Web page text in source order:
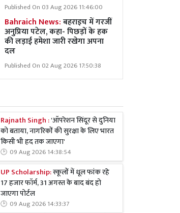
Published On 03 Aug 2026 11:46:00
Bahraich News:बहराइच में गरजीं
अनुप्रिया पटेल, कहा- पिछड़ों के हक
की लड़ाई हमेशा जारी रखेगा अपना
दल
Published On 02 Aug 2026 17:50:38
Rajnath Singh :'ऑपरेशन सिंदूर से दुनिया
को बताया, नागरिकों की सुरक्षा के लिए भारत
किसी भी हद तक जाएगा'
09 Aug 2026 14:38:54
UP Scholarship:स्कूलों में धूल फांक रहे
17 हजार फॉर्म, 31 अगस्त के बाद बंद हो
जाएगा पोर्टल
09 Aug 2026 14:33:37